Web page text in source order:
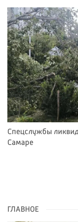
Спецслужбы
Самаре
ГЛАВНОЕ